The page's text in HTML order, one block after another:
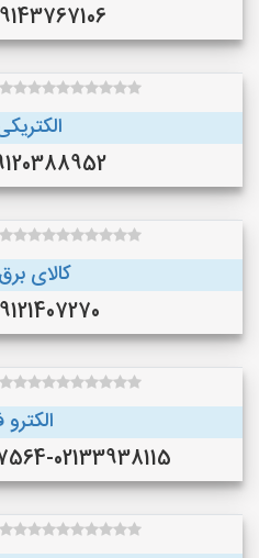
09143767106
09120388952
کالای
09121407270
الکترو
09123837564-